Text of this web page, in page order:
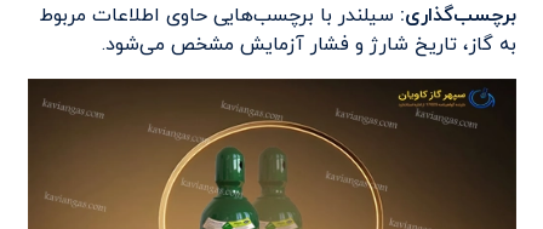
برچسب‌گذاری: سیلندر با برچسب‌هایی حاوی اطلاعات مربوط
به گاز، تاریخ شارژ و فشار آزمایش مشخص می‌شود.